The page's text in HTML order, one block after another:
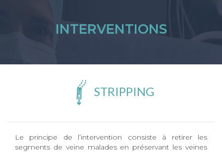
INTERVENTIONS
STRIPPING
Le principe de l’intervention consiste à retirer les
segments de veine malades en préservant les veines